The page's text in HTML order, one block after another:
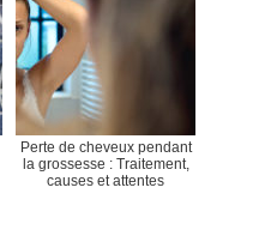
Perte de cheveux pendant
la grossesse : Traitement,
causes et attentes